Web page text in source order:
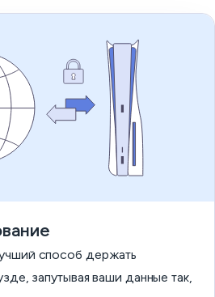
способ держать
запутывая ваши данные так,